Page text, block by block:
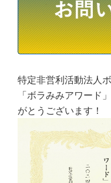
特定非営利活動法人
「ボラみみアワード
がとうございます！